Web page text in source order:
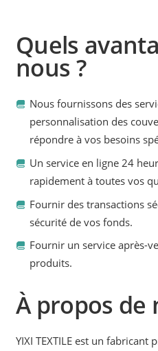
Quels
nous ?
Nous fournissons des
personnalisation des
répondre à vos besoins
Un service en ligne 24
rapidement à toutes vos
Fournir des transactions
sécurité de vos fonds.
Fournir un service après-
produits.
À propos de
YIXI TEXTILE est un